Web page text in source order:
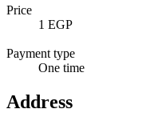
Price
1 EGP
Payment type
One time
Address